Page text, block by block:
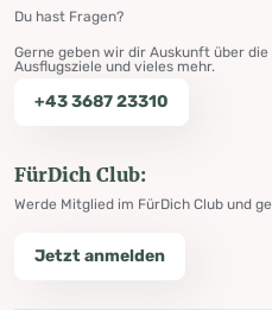
Du hast Fragen?
Gerne geben wir dir Auskunft über
Ausflugsziele und vieles mehr.
+43 3687 23310
FürDich Club:
Werde Mitglied im FürDich Club und
Jetzt anmelden